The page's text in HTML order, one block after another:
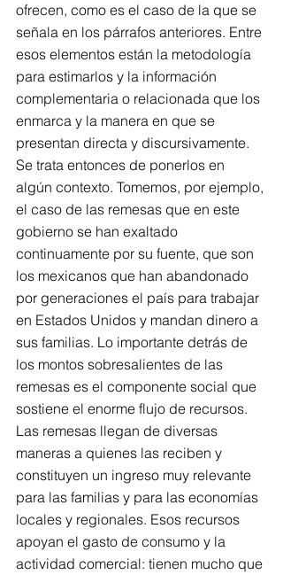
ofrecen, como es el caso de la que se
señala en los párrafos anteriores. Entre
esos elementos están la metodología
para estimarlos y la información
complementaria o relacionada que los
enmarca y la manera en que se
presentan directa y discursivamente.
Se trata entonces de ponerlos en
algún contexto. Tomemos, por ejemplo,
el caso de las remesas que en este
gobierno se han exaltado
continuamente por su fuente, que son
los mexicanos que han abandonado
por generaciones el país para trabajar
en Estados Unidos y mandan dinero a
sus familias. Lo importante detrás de
los montos sobresalientes de las
remesas es el componente social que
sostiene el enorme flujo de recursos.
Las remesas llegan de diversas
maneras a quienes las reciben y
constituyen un ingreso muy relevante
para las familias y para las economías
locales y regionales. Esos recursos
apoyan el gasto de consumo y la
actividad comercial: tienen mucho que